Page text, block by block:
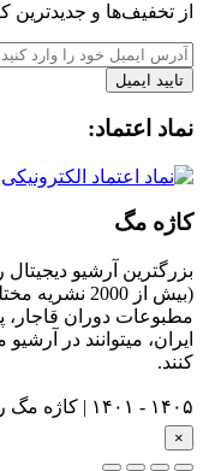
از تخفیف‌ها و جدیدترین‌
تایید ایمیل
نماد اعتماد:
کاژه مگ
بزرگترین آرشیو
(بیش از 2000
مطبوعات دوران قاجار،
ایران، میتوانند در
کنند.
۱۴۰۵ - ۱۴۰۱ | کاژه مگ را با ❤️ ساختیم...
×